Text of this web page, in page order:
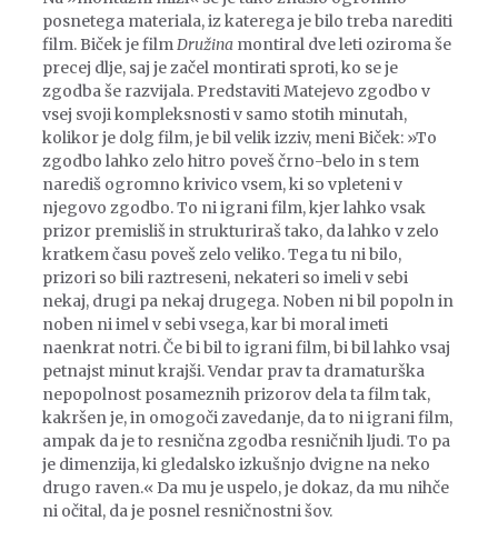
posnetega materiala, iz katerega je bilo treba narediti
film. Biček je filmDružinamontiral dve leti oziroma še
precej dlje, saj je začel montirati sproti, ko se je
zgodba še razvijala. Predstaviti Matejevo zgodbo v
vsej svoji kompleksnosti v samo stotih minutah,
kolikor je dolg film, je bil velik izziv, meni Biček: »To
zgodbo lahko zelo hitro poveš črno-belo in s tem
narediš ogromno krivico vsem, ki so vpleteni v
njegovo zgodbo. To ni igrani film, kjer lahko vsak
prizor premisliš in strukturiraš tako, da lahko v zelo
kratkem času poveš zelo veliko. Tega tu ni bilo,
prizori so bili raztreseni, nekateri so imeli v sebi
nekaj, drugi pa nekaj drugega. Noben ni bil popoln in
noben ni imel v sebi vsega, kar bi moral imeti
naenkrat notri. Če bi bil to igrani film, bi bil lahko vsaj
petnajst minut krajši. Vendar prav ta dramaturška
nepopolnost posameznih prizorov dela ta film tak,
kakršen je, in omogoči zavedanje, da to ni igrani film,
ampak da je to resnična zgodba resničnih ljudi. To pa
je dimenzija, ki gledalsko izkušnjo dvigne na neko
drugo raven.« Da mu je uspelo, je dokaz, da mu nihče
ni očital, da je posnel resničnostni šov.